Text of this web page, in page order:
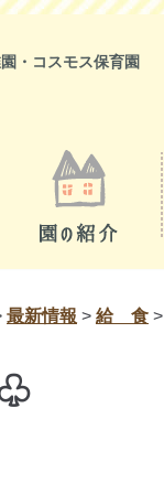
・コスモス保育園
最新情報 > 給 食 >
♧